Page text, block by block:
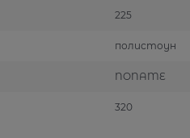
225
полистоун
NONAME
320